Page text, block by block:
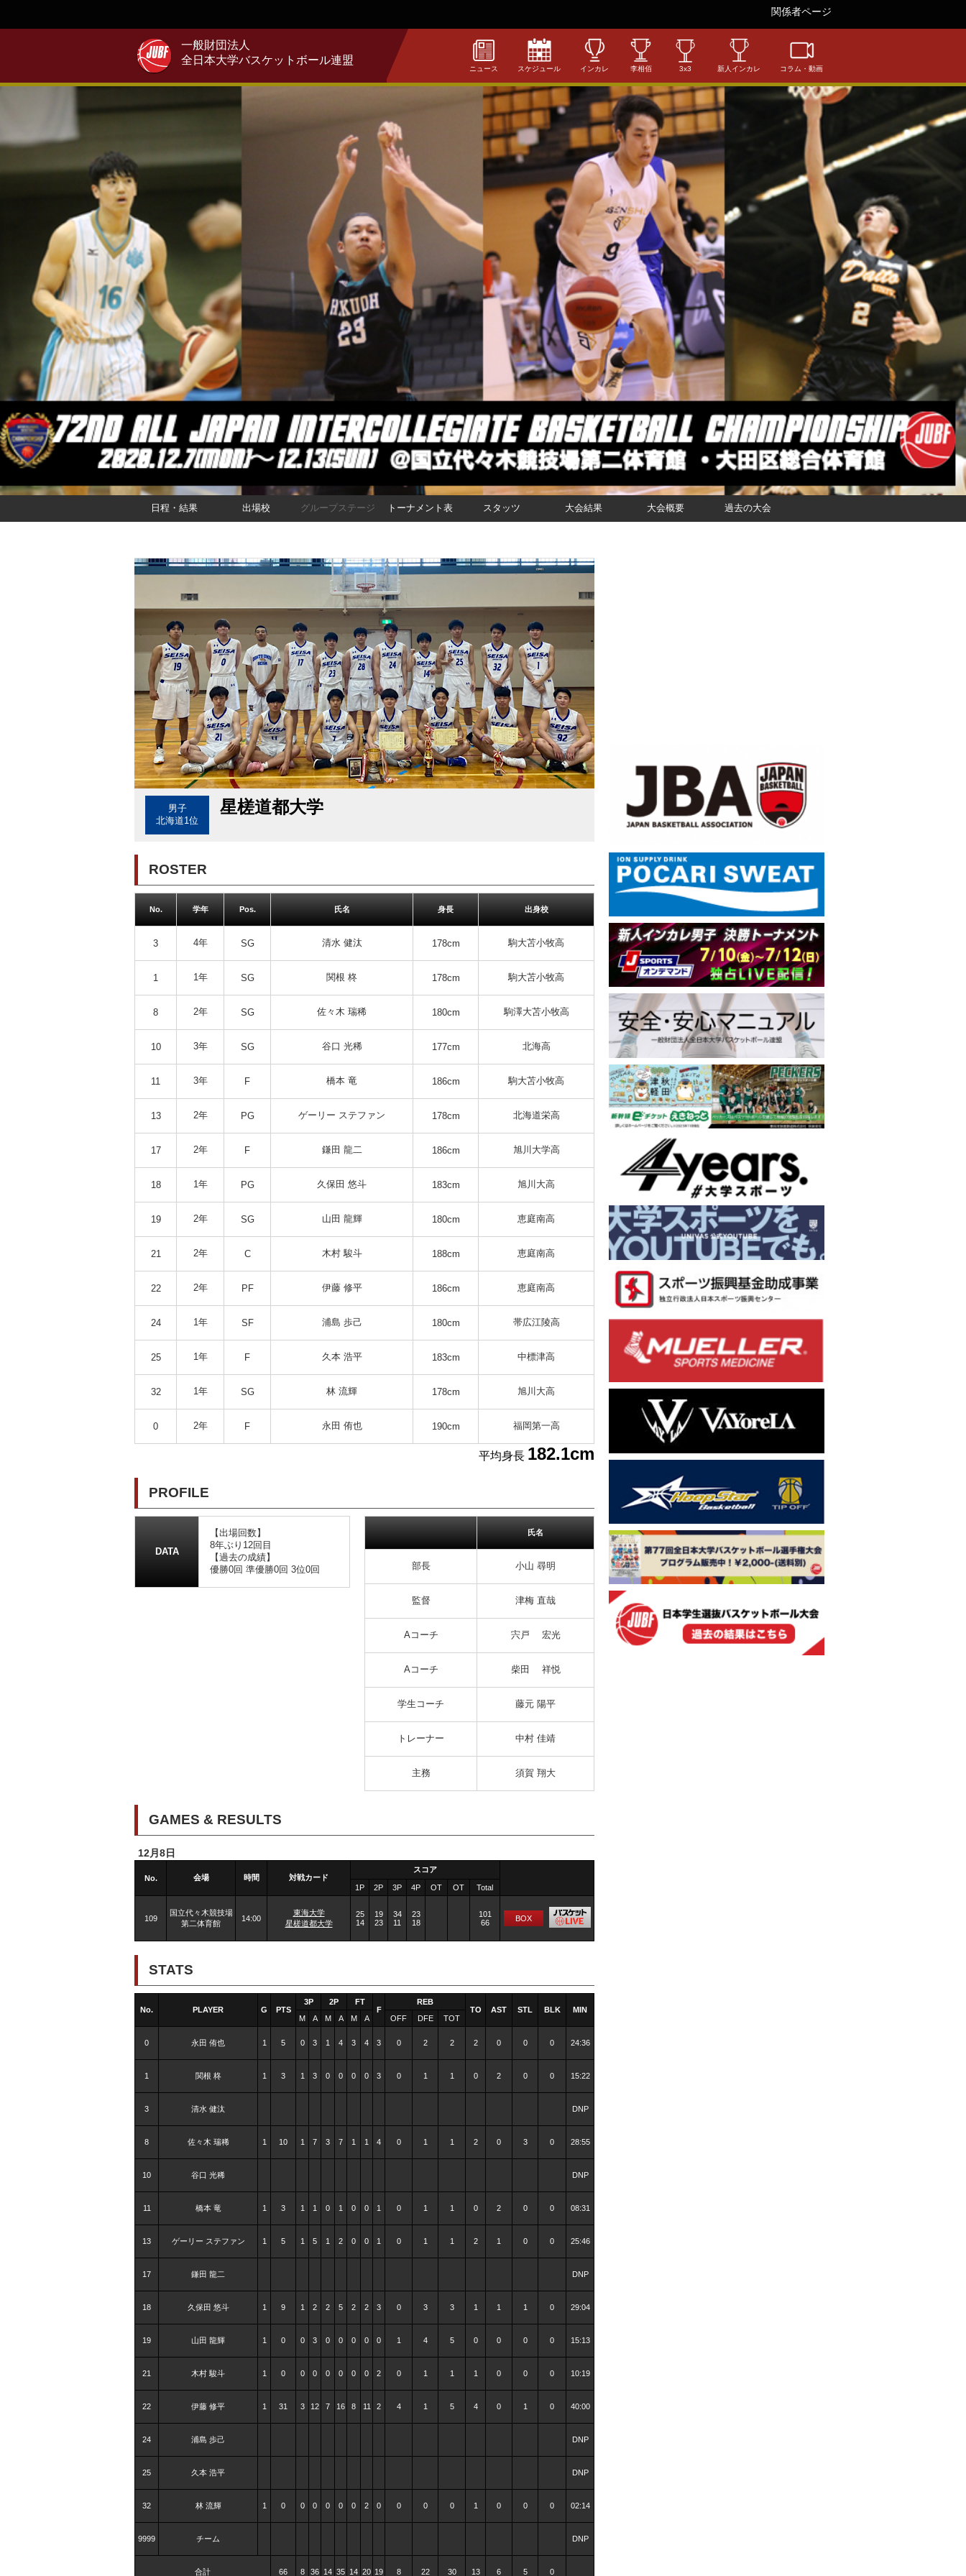
関係者ページ
一般財団法人
全日本大学バスケットボール連盟
ニュース スケジュール インカレ 李相佰 3x3 新人インカレ コラム・動画
日程・結果 出場校 グループステージ トーナメント表 スタッツ 大会結果 大会概要 過去の大会
男子
北海道1位
星槎道都大学
ROSTER
No. 学年 Pos. 氏名 身長 出身校
3 4年 SG 清水 健汰 178cm 駒大苫小牧高
1 1年 SG 関根 柊 178cm 駒大苫小牧高
8 2年 SG 佐々木 瑞稀 180cm 駒澤大苫小牧高
10 3年 SG 谷口 光稀 177cm 北海高
11 3年 F 橋本 竜 186cm 駒大苫小牧高
13 2年 PG ゲーリー ステファン 178cm 北海道栄高
17 2年 F 鎌田 龍二 186cm 旭川大学高
18 1年 PG 久保田 悠斗 183cm 旭川大高
19 2年 SG 山田 龍輝 180cm 恵庭南高
21 2年 C 木村 駿斗 188cm 恵庭南高
22 2年 PF 伊藤 修平 186cm 恵庭南高
24 1年 SF 浦島 歩己 180cm 帯広江陵高
25 1年 F 久本 浩平 183cm 中標津高
32 1年 SG 林 流輝 178cm 旭川大高
0 2年 F 永田 侑也 190cm 福岡第一高
平均身長 182.1cm
PROFILE
DATA
【出場回数】
8年ぶり12回目
【過去の成績】
優勝0回 準優勝0回 3位0回
氏名
部長 小山 尋明
監督 津梅 直哉
Aコーチ 宍戸 宏光
Aコーチ 柴田 祥悦
学生コーチ 藤元 陽平
トレーナー 中村 佳靖
主務 須賀 翔大
GAMES & RESULTS
12月8日
No. 会場 時間 対戦カード
スコア
1P 2P 3P 4P OT OT Total
109
国立代々木競技場
第二体育館
14:00
東海大学
星槎道都大学
25
14
19
23
34
11
23
18
101
66
BOX
STATS
No. PLAYER G PTS
3P 2P
FT
F
REB
TO
AST STL BLK
MIN
M
A M A M A OFF DFE TOT
0 永田 侑也 1 5 0 3 1 4 3 4 3 0 2 2 2 0 0 0 24:36
1 関根 柊 1 3 1 3 0 0 0 0 3 0 1 1 0 2 0 0 15:22
3 清水 健汰 DNP
8 佐々木 瑞稀 1 10 1 7 3 7 1 1 4 0 1 1 2 0 3 0 28:55
10 谷口 光稀 DNP
11 橋本 竜 1 3 1 1 0 1 0 0 1 0 1 1 0 2 0 0 08:31
13 ゲーリー ステファン 1 5 1 5 1 2 0 0 1 0 1 1 2 1 0 0 25:46
17 鎌田 龍二 DNP
18 久保田 悠斗 1 9 1 2 2 5 2 2 3 0 3 3 1 1 1 0 29:04
19 山田 龍輝 1 0 0 3 0 0 0 0 0 1 4 5 0 0 0 0 15:13
21 木村 駿斗 1 0 0 0 0 0 0 0 2 0 1 1 1 0 0 0 10:19
22 伊藤 修平 1 31 3 12 7 16 8 11 2 4 1 5 4 0 1 0 40:00
24 浦島 歩己 DNP
25 久本 浩平 DNP
32 林 流輝 1 0 0 0 0 0 0 2 0 0 0 0 1 0 0 0 02:14
9999 チーム DNP
合計 66 8 36 14 35 14 20 19 8 22 30 13 6 5 0